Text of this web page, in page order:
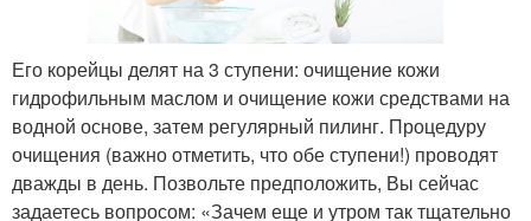
Его корейцы делят на 3 ступени: очищение кожи
гидрофильным маслом и очищение кожи средствами на
водной основе, затем регулярный пилинг. Процедуру
очищения (важно отметить, что обе ступени!) проводят
дважды в день. Позвольте предположить, Вы сейчас
задаетесь вопросом: «Зачем еще и утром так тщательно